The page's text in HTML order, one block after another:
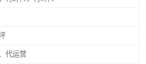
代运营